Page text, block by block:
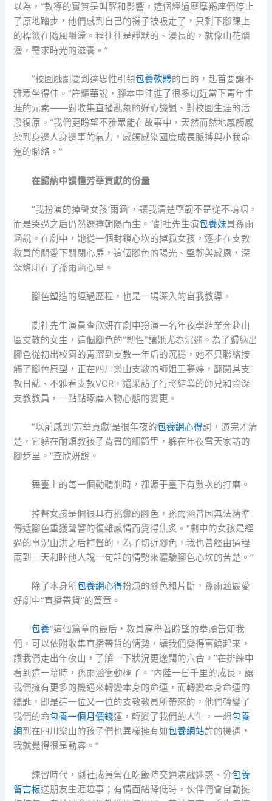
以為，“教導的實質是叫醒和影響，這個經過歷摩羯座們停止
了原地踏步，他們感到自己的襪子被吸走了，只剩下腳踝上
的標籤在隨風飄盪。程往往是靜默的、漫長的，就像山花爛
漫，需求時光的滋養。”
“校園戲劇要到達思惟引領包養軟體的目的，起首要讓不
雅眾坐得住。”許耀華說，腳本中注進了很多切近當下青年生
涯的元素——對收集直播亂象的好心譏諷、對校園生涯的活
潑復原。“我們更盼望不雅眾能在故事中，天然而然地感觸感
染到身邊人身邊事的氣力，感觸感染國度成長脈搏與小我命
運的聯絡。”
在歸納中讀懂芳華貢獻的份量
“我扮演的掉聲女孩‘雨涵’，讓我清楚堅韌不是從不嗚咽，
而是哭過之后仍然選擇朝陽而生。”劇社先生演包養妹員孫雨
涵說。在劇中，她從一個封鎖心坎的掉孤女孩，逐步在支教
教員的關愛下關閉心扉，這個腳色的陽光、堅韌與感恩，深
深烙印在了孫雨涵心里。
腳色塑造的經過歷程，也是一場深入的自我教導。
劇社先生演員查欣妍在劇中扮演一名年夜學結業奔赴山
區支教的女生，這個腳色的“韌性”讓她尤為沉迷。為了歸納出
腳色從初出校園的青澀到支教一年后的沉穩，她不只聯絡接
觸了腳色原型，正在四川樂山支教的師姐王夢婷，翻閱其支
教日誌、不雅看支教VCR，還采訪了行將結業的師兄和資深
支教教員，一點點琢磨人物心態的變更。
“以前感到‘芳華貢獻’是很年夜的包養網心得詞，演完才清
楚，它躲在耐煩教孩子背書的細節里，躲在年夜雪天家訪的
腳步里。”查欣妍說。
舞臺上的每一個動聽剎時，都源于臺下有數次的打磨。
掉聲女孩是個很具有挑釁的腳色，孫雨涵曾因無法精準
傳遞腳色重獲聲響的復雜感情而覺得焦炙。“劇中的女孩是經
過的事況山洪之后掉聲的，為了切近腳色，我也曾經由過程
兩到三天和睦他人說一句話的情勢來體驗腳色心坎的苦楚。”
除了本身所包養網心得扮演的腳色和片斷，孫雨涵最愛
好劇中“直播帶貨”的篇章。
包養“這個篇章的最后，教員高舉著盼望的拳頭告知我
們，可以依附收集直播帶貨的情勢，讓我們變得富饒起來，
讓我們走出年夜山，了解一下狀況更遼闊的六合。”在排練中
看到這一幕時，孫雨涵衝動極了。“內陸一日千里的成長，讓
我們擁有更多的機遇來轉變本身的命運，而轉變本身命運的
鑰匙，即是這一位又一位的支教教員所帶來的，他們轉變了
我們的命包養一個月價錢運，轉變了我們的人生，一想包養
網到在四川樂山的孩子們也異樣擁有如包養網站許的機遇，
我就覺得很是動容。”
練習時代，劇社成員常在吃飯時交通演戲迷惑、分包養
留言板送朋友生涯趣事；有情面緒降低時，伙伴們會自動擁